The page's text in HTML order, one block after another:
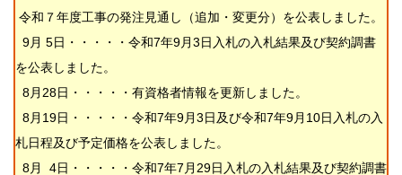
令和７年度工事の発注見通し（追加・変更分）を公表しました。
9月 5日・・・・・ 令和7年9月3日入札の入札結果及び契約調書
を公表しました。
8月28日・・・・・有資格者情報を更新しました。
8月19日・・・・・令和7年9月3日及び令和7年9月10日入札の入
札日程及び予定価格を公表しました。
8月 4日・・・・・令和7年7月29日入札の入札結果及び契約調書